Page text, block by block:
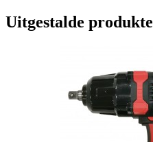
Uitgestalde produkte